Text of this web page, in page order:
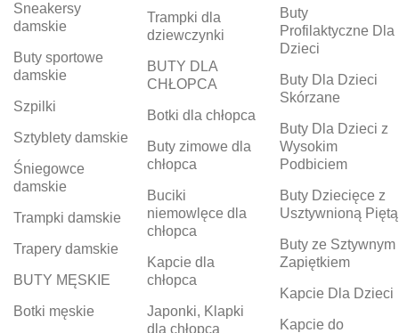
Sneakersy
damskie
Buty sportowe
damskie
Szpilki
Sztyblety damskie
Śniegowce
damskie
Trampki damskie
Trapery damskie
BUTY MĘSKIE
Botki męskie
Trampki dla
dziewczynki
BUTY DLA
CHŁOPCA
Botki dla chłopca
Buty zimowe dla
chłopca
Buciki
niemowlęce dla
chłopca
Kapcie dla
chłopca
Japonki, Klapki
dla chłopca
Buty
Profilaktyczne Dla
Dzieci
Buty Dla Dzieci
Skórzane
Buty Dla Dzieci z
Wysokim
Podbiciem
Buty Dziecięce z
Usztywnioną Piętą
Buty ze Sztywnym
Zapiętkiem
Kapcie Dla Dzieci
Kapcie do